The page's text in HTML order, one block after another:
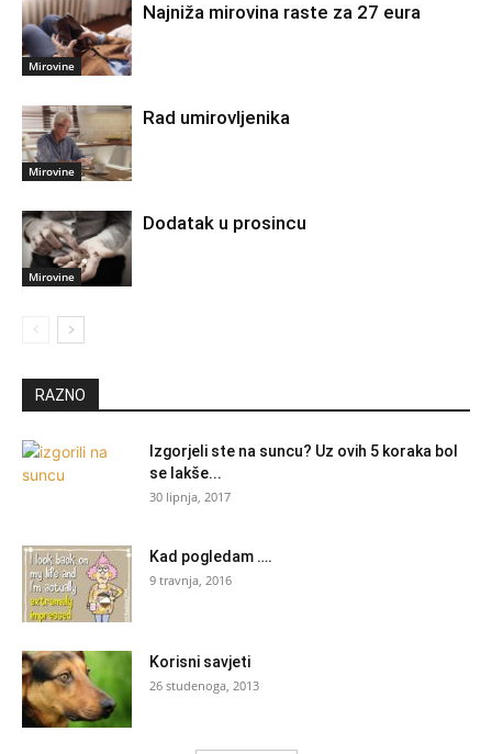
Mirovine
Najniža mirovina raste za 27 eura
Mirovine
Rad umirovljenika
Mirovine
Dodatak u prosincu
RAZNO
Izgorjeli ste na suncu? Uz ovih 5 koraka bol
se lakše...
30 lipnja, 2017
Kad pogledam ….
9 travnja, 2016
Korisni savjeti
26 studenoga, 2013